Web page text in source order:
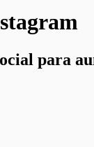
para